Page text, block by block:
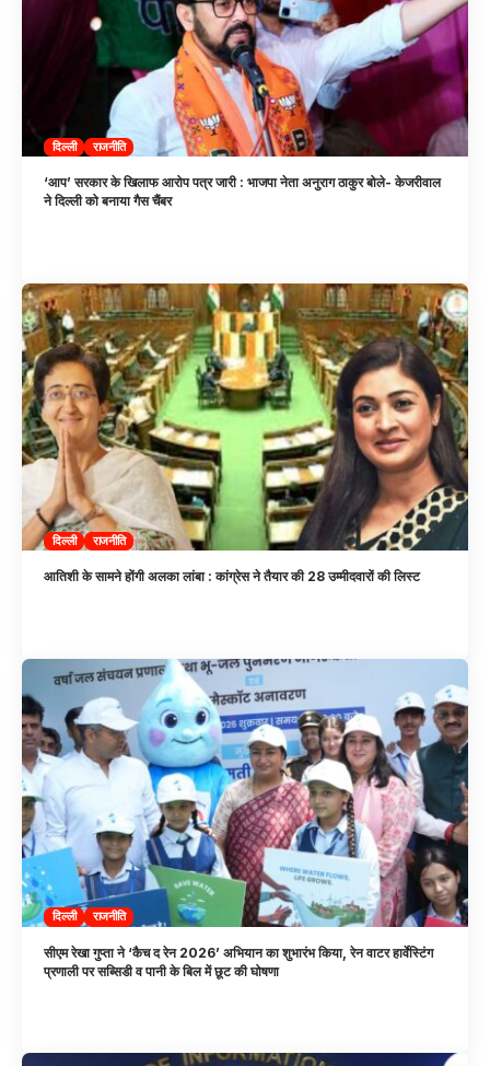
दिल्ली राजनीति
‘आप’ सरकार के खिलाफ आरोप पत्र जारी : भाजपा नेता अनुराग ठाकुर बोले- केजरीवाल
ने दिल्ली को बनाया गैस चैंबर
दिल्ली राजनीति
आतिशी के सामने होंगी अलका लांबा : कांग्रेस ने तैयार की 28 उम्मीदवारों की लिस्ट
दिल्ली राजनीति
सीएम रेखा गुप्ता ने ‘कैच द रेन 2026’ अभियान का शुभारंभ किया, रेन वाटर हार्वेस्टिंग
प्रणाली पर सब्सिडी व पानी के बिल में छूट की घोषणा